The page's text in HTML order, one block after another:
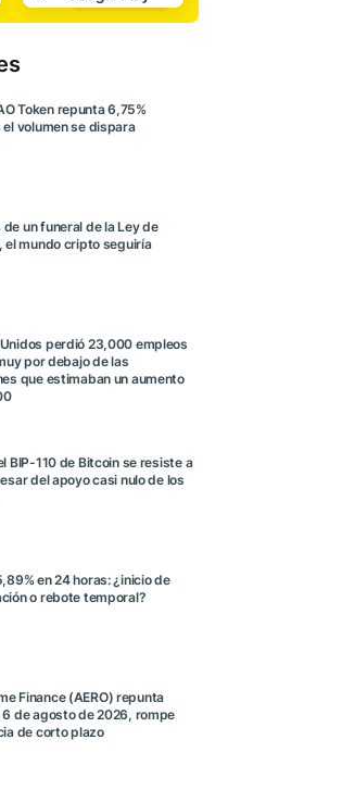
Token repunta 6,75%
volumen se dispara
un funeral de la Ley de
el mundo cripto seguiría
perdió 23,000 empleos
por debajo de las
que estimaban un aumento
BIP-110 de Bitcoin se resiste a
del apoyo casi nulo de los
en 24 horas: ¿inicio de
o rebote temporal?
Finance (AERO) repunta
6 de agosto de 2026, rompe
de corto plazo